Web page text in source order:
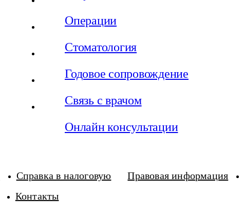
Операции
Стоматология
Годовое сопровождение
Связь с врачом
Онлайн консультации
Справка в налоговую Правовая информация
Контакты